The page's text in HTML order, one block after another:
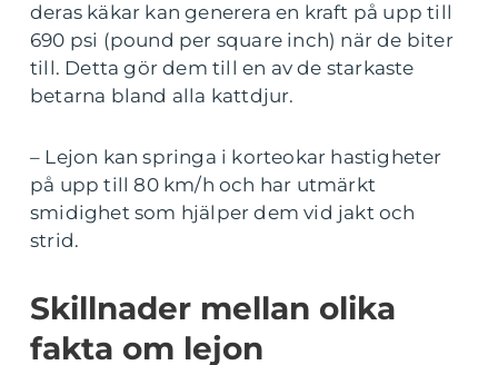
deras käkar kan generera en kraft på upp till
690 psi (pound per square inch) när de biter
till. Detta gör dem till en av de starkaste
betarna bland alla kattdjur.
– Lejon kan springa i korteokar hastigheter
på upp till 80 km/h och har utmärkt
smidighet som hjälper dem vid jakt och
strid.
Skillnader mellan olika
fakta om lejon